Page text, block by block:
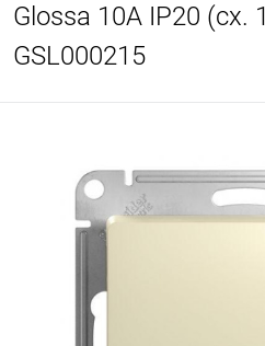
Glossa 10А IP20 (сх.
GSL000215